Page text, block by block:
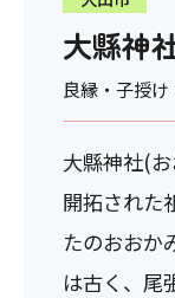
大縣神
良縁・子授
大縣神社(
開拓された
たのおおか
は古く、尾